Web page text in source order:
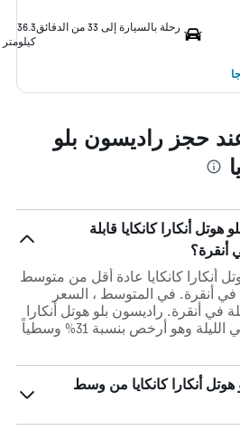
رحلة بالسيارة إلى 33 من الدقائق
36.3
كيلومتر
حجز راديسون بلو
أنكارا كانكايا قابلة
أنكارا كانكايا عادة أقل من متوسط
مصنف 5 نجوم في أنقرة. في المتوسط ، السعر
﷼ في الليلة في أنقرة. راديسون بلو هوتل أنكارا
كانكايا سيعطيك 496 ﷼ في الليلة وهو أرخص بنسبة 31% وسطياً
أنكارا كانكايا من وسط